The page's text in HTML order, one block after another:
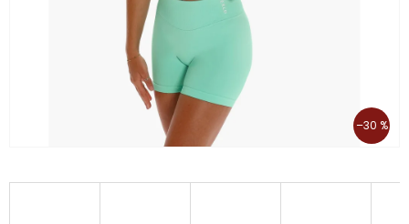
–30 %